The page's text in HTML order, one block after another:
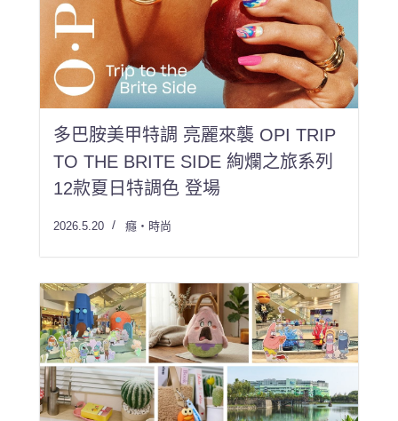
多巴胺美甲特調 亮麗來襲 OPI TRIP
TO THE BRITE SIDE 絢爛之旅系列
12款夏日特調色 登場
2026.5.20 癮・時尚